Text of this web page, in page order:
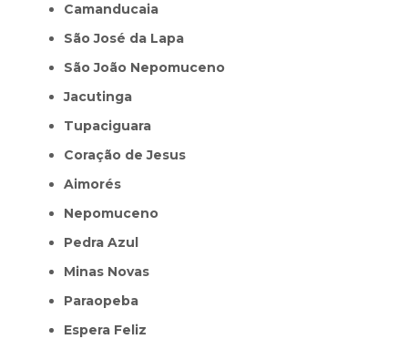
Camanducaia
São José da Lapa
São João Nepomuceno
Jacutinga
Tupaciguara
Coração de Jesus
Aimorés
Nepomuceno
Pedra Azul
Minas Novas
Paraopeba
Espera Feliz